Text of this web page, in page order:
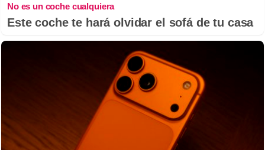
No es un coche cualquiera
Este coche te hará olvidar el sofá de tu casa